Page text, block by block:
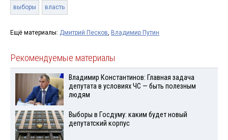
выборы власть
Ещё материалы: Дмитрий Песков, Владимир Путин
Рекомендуемые материалы
Владимир Константинов: Главная задача
депутата в условиях ЧС — быть полезным
людям
Выборы в Госдуму: каким будет новый
депутатский корпус